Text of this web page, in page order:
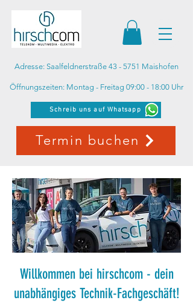
Schreib uns auf Whatsapp
Adresse: Saalfeldnerstraße 43 - 5751 Maishofen
Öffnungszeiten: Montag - Freitag 09:00 - 18:00 Uhr
Termin buchen
Willkommen bei hirschcom - dein
unabhängiges Technik-Fachgeschäft!